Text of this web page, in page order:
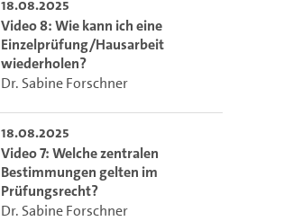
18.08.2025
Video 8: Wie kann ich eine
Einzelprüfung/Hausarbeit
wiederholen?
Dr. Sabine Forschner
18.08.2025
Video 7: Welche zentralen
Bestimmungen gelten im
Prüfungsrecht?
Dr. Sabine Forschner